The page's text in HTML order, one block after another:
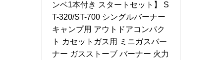
ンベ1本付き スタートセット】 S
T-320/ST-700 シングルバーナー
キャンプ用 アウトドアコンパク
ト カセットガス用 ミニガスバー
ナー ガスストーブ バーナー 火力